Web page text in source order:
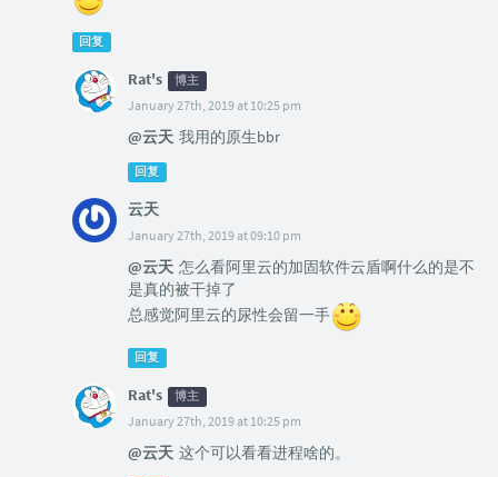
回复
Rat's 博主
January 27th, 2019 at 10:25 pm
@云天 我用的原生bbr
回复
云天
January 27th, 2019 at 09:10 pm
@云天 怎么看阿里云的加固软件云盾啊什么的是不
是真的被干掉了
总感觉阿里云的尿性会留一手
回复
Rat's 博主
January 27th, 2019 at 10:25 pm
@云天 这个可以看看进程啥的。